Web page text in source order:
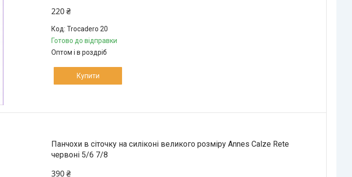
220 ₴
Trocadero 20
Готово до відправки
Оптом і в роздріб
Купити
Панчохи в сіточку на силіконі великого розміру Annes Calze Rete
червоні 5/6 7/8
390 ₴